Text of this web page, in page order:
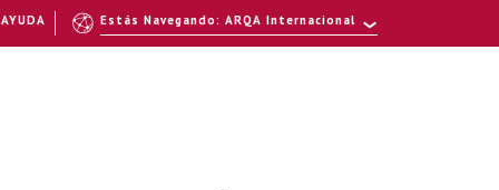
Estás Navegando: ARQA Internacional
AYUDA